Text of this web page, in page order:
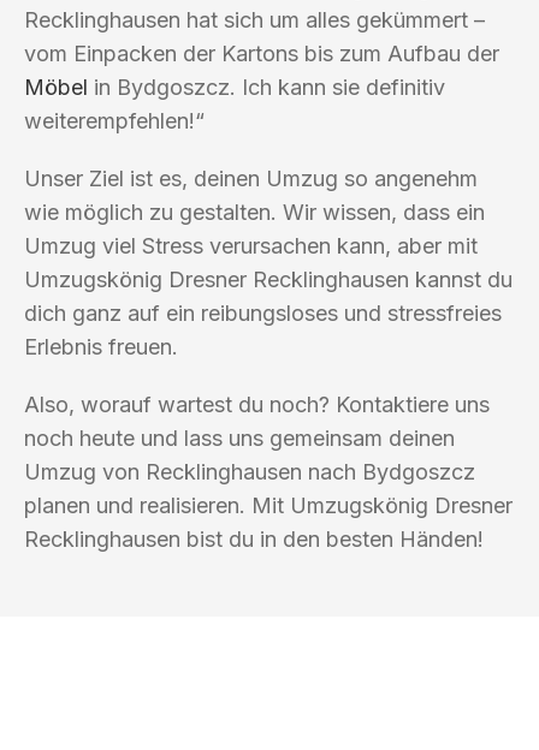
Recklinghausen hat sich um alles gekümmert –
vom Einpacken der Kartons bis zum Aufbau der
Möbel in Bydgoszcz. Ich kann sie definitiv
weiterempfehlen!“
Unser Ziel ist es, deinen Umzug so angenehm
wie möglich zu gestalten. Wir wissen, dass ein
Umzug viel Stress verursachen kann, aber mit
Umzugskönig Dresner Recklinghausen kannst du
dich ganz auf ein reibungsloses und stressfreies
Erlebnis freuen.
Also, worauf wartest du noch? Kontaktiere uns
noch heute und lass uns gemeinsam deinen
Umzug von Recklinghausen nach Bydgoszcz
planen und realisieren. Mit Umzugskönig Dresner
Recklinghausen bist du in den besten Händen!